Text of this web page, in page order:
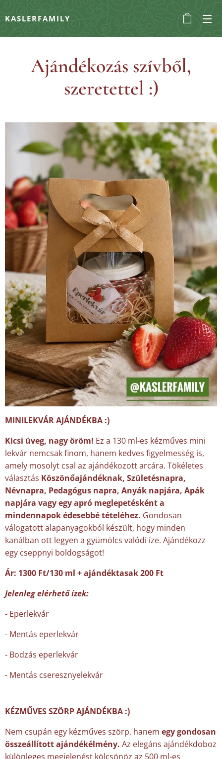
KASLERFAMILY
Ajándékozás szívből,
szeretettel :)
MINILEKVÁR AJÁNDÉKBA :)
Kicsi üveg, nagy öröm! Ez a 130 ml-es kézműves mini
lekvár nemcsak finom, hanem kedves figyelmesség is,
amely mosolyt csal az ajándékozott arcára. Tökéletes
választás Köszönőajándéknak, Születésnapra,
Névnapra, Pedagógus napra, Anyák napjára, Apák
napjára vagy egy apró meglepetésként a
mindennapok édesebbé tételéhez. Gondosan
válogatott alapanyagokból készült, hogy minden
kanálban ott legyen a gyümölcs valódi íze. Ajándékozz
egy cseppnyi boldogságot!
Ár: 1300 Ft/130 ml + ajándéktasak 200 Ft
Jelenleg elérhető ízek:
- Eperlekvár
- Mentás eperlekvár
- Bodzás eperlekvár
- Mentás cseresznyelekvár
KÉZMŰVES SZÖRP AJÁNDÉKBA :)
Nem csupán egy kézműves szörp, hanem egy gondosan
összeállított ajándékélmény. Az elegáns ajándékdoboz
különleges megjelenést kölcsönöz az 500 ml-es